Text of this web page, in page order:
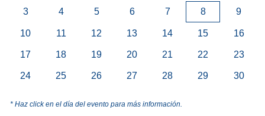
3 4 5 6 7 8 9
10 11 12 13 14 15 16
17 18 19 20 21 22 23
24 25 26 27 28 29 30
* Haz click en el día del evento para más información.